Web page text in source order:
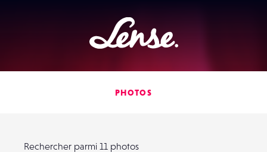
Lense
PHOTOS
Rechercher parmi 11 photos